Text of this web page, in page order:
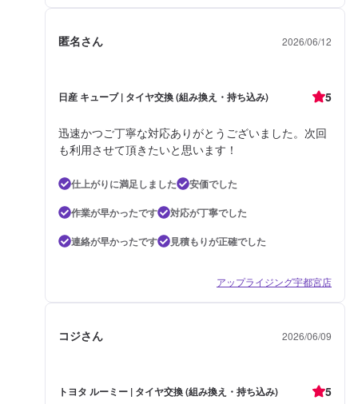
匿名さん 2026/06/12
日産 キューブ | タイヤ交換 (組み換え・持ち込み) 5
迅速かつご丁寧な対応ありがとうございました。次回
も利用させて頂きたいと思います！
仕上がりに満足しました
安価でした
作業が早かったです
対応が丁寧でした
連絡が早かったです
見積もりが正確でした
アップライジング宇都宮店
コジさん 2026/06/09
トヨタ ルーミー | タイヤ交換 (組み換え・持ち込み) 5